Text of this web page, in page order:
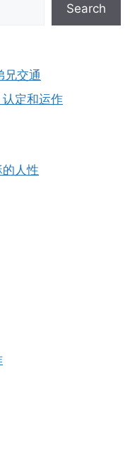
Search
兄交通
定和运作
人性